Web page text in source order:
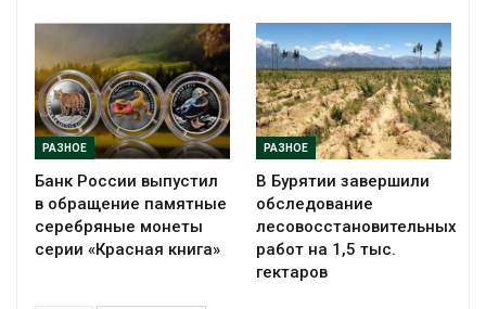
РАЗНОЕ
Банк России выпустил
в обращение памятные
серебряные монеты
серии «Красная книга»
РАЗНОЕ
В Бурятии завершили
обследование
лесовосстановительных
работ на 1,5 тыс.
гектаров